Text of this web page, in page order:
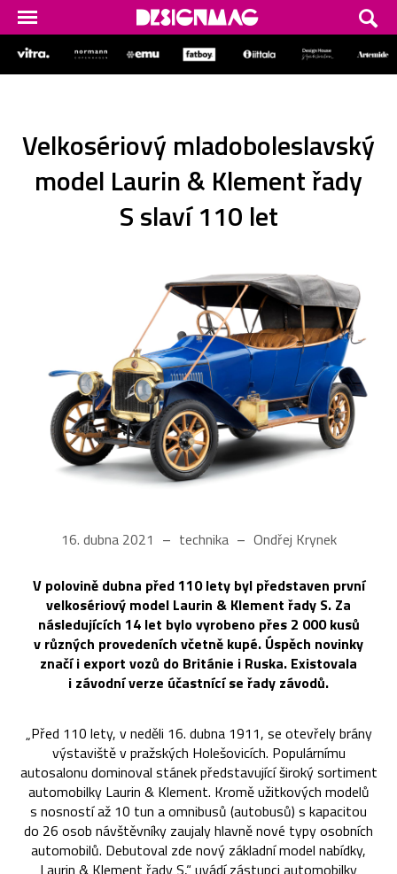
Velkosériový mladoboleslavský
model Laurin & Klement řady
S slaví 110 let
16. dubna 2021 technika Ondřej Krynek
V polovině dubna před 110 lety byl představen první
velkosériový model Laurin & Klement řady S. Za
následujících 14 let bylo vyrobeno přes 2 000 kusů
v různých provedeních včetně kupé. Úspěch novinky
značí i export vozů do Británie i Ruska. Existovala
i závodní verze účastnící se řady závodů.
„Před 110 lety, v neděli 16. dubna 1911, se otevřely brány
výstaviště v pražských Holešovicích. Populárnímu
autosalonu dominoval stánek představující široký sortiment
automobilky Laurin & Klement. Kromě užitkových modelů
s nosností až 10 tun a omnibusů (autobusů) s kapacitou
do 26 osob návštěvníky zaujaly hlavně nové typy osobních
automobilů. Debutoval zde nový základní model nabídky,
Laurin & Klement řady S,“ uvádí zástupci automobilky